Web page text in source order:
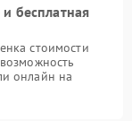
бесплатная
стоимости
онлайн на